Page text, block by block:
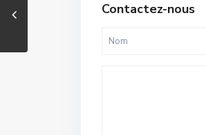
Contactez-nous